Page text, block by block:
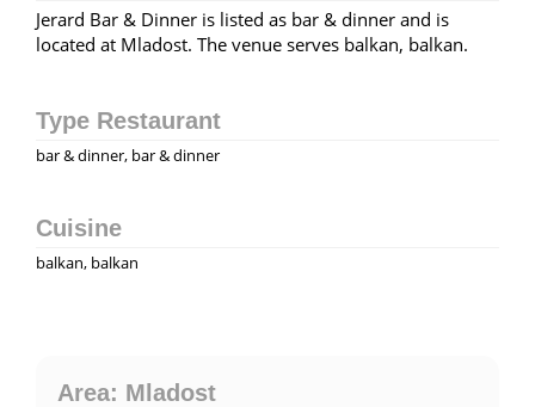
Jerard Bar & Dinner is listed as bar & dinner and is
located at Mladost. The venue serves balkan, balkan.
Type Restaurant
bar & dinner, bar & dinner
Cuisine
balkan, balkan
Area: Mladost